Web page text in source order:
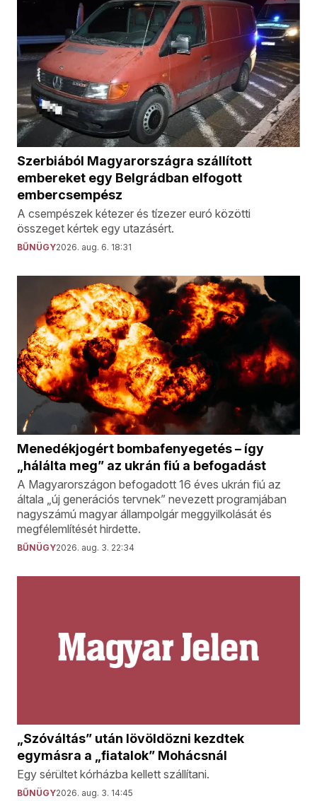
Szerbiából Magyarországra szállított
embereket egy Belgrádban elfogott
embercsempész
A csempészek kétezer és tízezer euró közötti
összeget kértek egy utazásért.
BŰNÜGY2026. aug. 6. 18:31
Menedékjogért bombafenyegetés – így
„hálálta meg” az ukrán fiú a befogadást
A Magyarországon befogadott 16 éves ukrán fiú az
általa „új generációs tervnek” nevezett programjában
nagyszámú magyar állampolgár meggyilkolását és
megfélemlítését hirdette.
BŰNÜGY2026. aug. 3. 22:34
„Szóváltás” után lövöldözni kezdtek
egymásra a „fiatalok” Mohácsnál
Egy sérültet kórházba kellett szállítani.
BŰNÜGY2026. aug. 3. 14:45